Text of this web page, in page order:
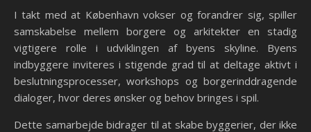
I takt med at København vokser og forandrer sig, spiller
samskabelse mellem borgere og arkitekter en stadig
vigtigere rolle i udviklingen af byens skyline. Byens
indbyggere inviteres i stigende grad til at deltage aktivt i
beslutningsprocesser, workshops og borgerinddragende
dialoger, hvor deres ønsker og behov bringes i spil.
Dette samarbejde bidrager til at skabe byggerier, der ikke